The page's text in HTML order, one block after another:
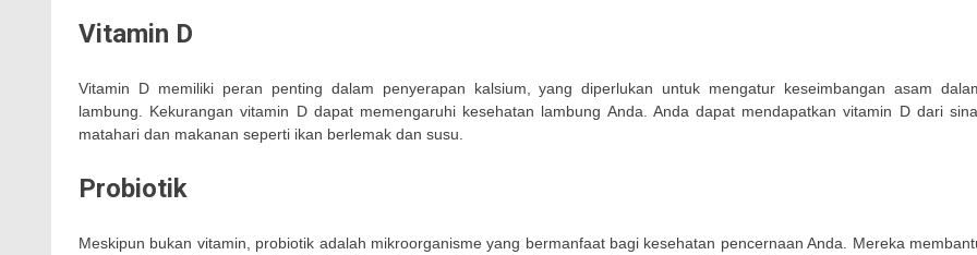
Vitamin D
Vitamin D memiliki peran penting dalam penyerapan kalsium, yang diperlukan untuk mengatur keseimbangan asam
lambung. Kekurangan vitamin D dapat memengaruhi kesehatan lambung Anda. Anda dapat mendapatkan vitamin D dari
matahari dan makanan seperti ikan berlemak dan susu.
Probiotik
Meskipun bukan vitamin, probiotik adalah mikroorganisme yang bermanfaat bagi kesehatan pencernaan Anda. Mereka